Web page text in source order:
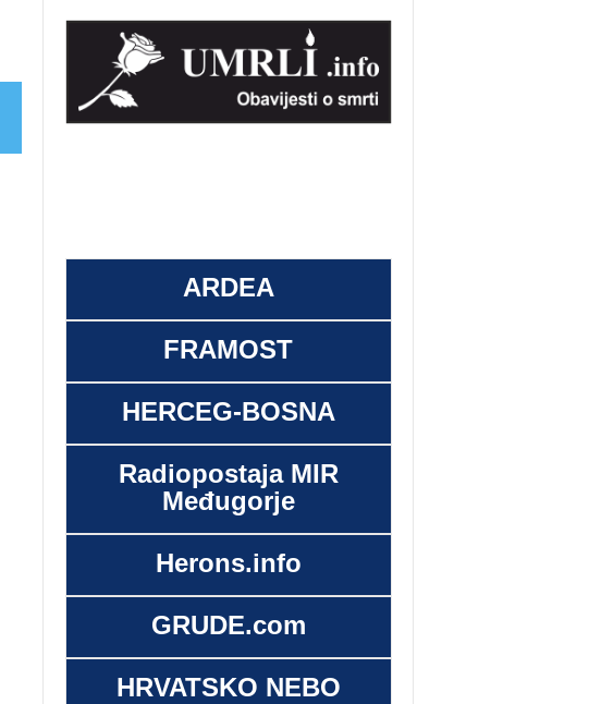
ARDEA
FRAMOST
HERCEG-BOSNA
Radiopostaja MIR
Međugorje
Herons.info
GRUDE.com
HRVATSKO NEBO